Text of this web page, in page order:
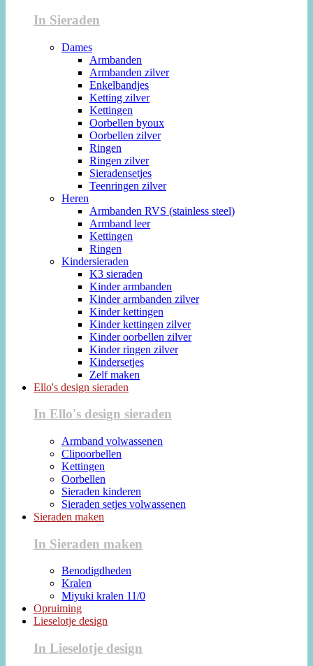
In Sieraden
Dames
Armbanden
Armbanden zilver
Enkelbandjes
Ketting zilver
Kettingen
Oorbellen byoux
Oorbellen zilver
Ringen
Ringen zilver
Sieradensetjes
Teenringen zilver
Heren
Armbanden RVS (stainless steel)
Armband leer
Kettingen
Ringen
Kindersieraden
K3 sieraden
Kinder armbanden
Kinder armbanden zilver
Kinder kettingen
Kinder kettingen zilver
Kinder oorbellen zilver
Kinder ringen zilver
Kindersetjes
Zelf maken
Ello's design sieraden
In Ello's design sieraden
Armband volwassenen
Clipoorbellen
Kettingen
Oorbellen
Sieraden kinderen
Sieraden setjes volwassenen
Sieraden maken
In Sieraden maken
Benodigdheden
Kralen
Miyuki kralen 11/0
Opruiming
Lieselotje design
In Lieselotje design